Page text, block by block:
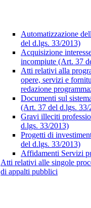
Automatizzazione
del d.lgs. 33/2013)
Acquisizione
incompiute (Art. 37
Atti relativi alla
opere, servizi e
redazione
Documenti sul
(Art. 37 del d.lgs. 33/
Gravi illeciti
d.lgs. 33/2013)
Progetti di
del d.lgs. 33/2013)
Affidamenti Servizi
Atti relativi alle singole
di appalti pubblici